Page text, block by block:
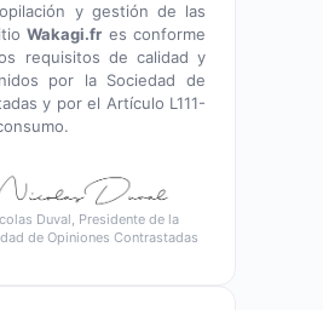
y gestión de las
Wakagi.fr es conforme
requisitos de calidad y
por la Sociedad de
y por el Artículo L111-
Duval, Presidente de la
de Opiniones Contrastadas